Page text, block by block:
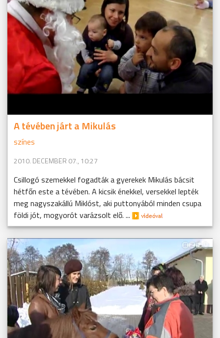
A tévében járt a Mikulás
színes
2010. DECEMBER 07., 10:27
Csillogó szemekkel fogadták a gyerekek Mikulás bácsit
hétfőn este a tévében. A kicsik énekkel, versekkel lepték
meg nagyszakállú Miklóst, aki puttonyából minden csupa
földi jót, mogyorót varázsolt elő. ...